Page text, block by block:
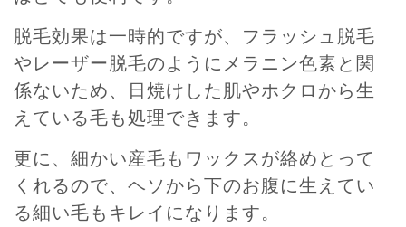
脱毛効果は一時的ですが、フラッシュ脱毛
やレーザー脱毛のようにメラニン色素と関
係ないため、日焼けした肌やホクロから生
えている毛も処理できます。
更に、細かい産毛もワックスが絡めとって
くれるので、ヘソから下のお腹に生えてい
る細い毛もキレイになります。